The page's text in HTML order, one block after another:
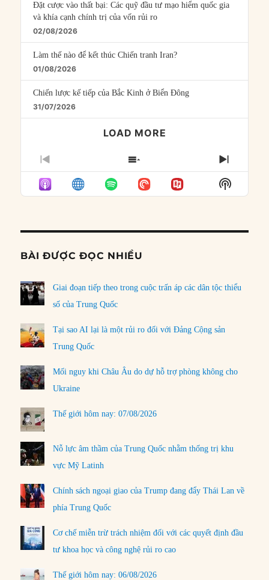
Đặt cược vào thất bại: Các quỹ đầu tư mạo hiểm quốc gia
và khía cạnh chính trị của vốn rủi ro
02/08/2026
Làm thế nào để kết thúc Chiến tranh Iran?
01/08/2026
Chiến lược kế tiếp của Bắc Kinh ở Biển Đông
31/07/2026
LOAD MORE
PREVIOUS
EPISODE
SHOW
EPISODES
LIST
NEXT
Show
Podcast
BÀI ĐƯỢC ĐỌC NHIỀU
Giai đoạn tiếp theo trong cuộc trấn áp các dân tộc thiểu
số của Trung Quốc
Tại sao AI lại là một rủi ro đối với Đảng Cộng sản
Trung Quốc
Mối nguy khi Châu Âu do dự hỗ trợ phòng không cho
Ukraine
Thế giới hôm nay: 07/08/2026
Nỗ lực âm thầm của Trung Quốc nhằm thống trị khu
vực Mỹ Latinh
Chính sách ngoại giao của Trump đang đẩy Thái Lan về
phía Trung Quốc
Cơ chế miễn trừ trách nhiệm đối với các quyết định đầu
tư khoa học và công nghệ rủi ro cao
Thế giới hôm nay: 06/08/2026